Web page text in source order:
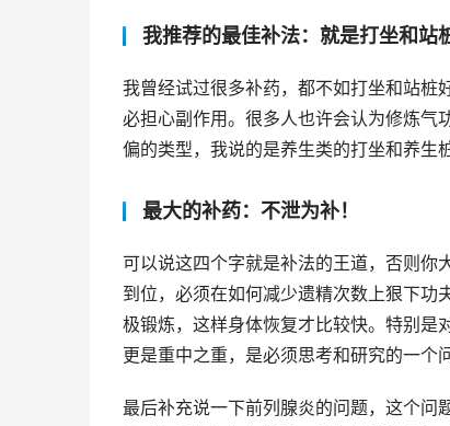
我推荐的最佳补法：就是打坐和站
我曾经试过很多补药，都不如打坐和站桩
必担心副作用。很多人也许会认为修炼气
偏的类型，我说的是养生类的打坐和养生
最大的补药：不泄为补！
可以说这四个字就是补法的王道，否则你
到位，必须在如何减少遗精次数上狠下功
极锻炼，这样身体恢复才比较快。特别是
更是重中之重，是必须思考和研究的一个问
最后补充说一下前列腺炎的问题，这个问